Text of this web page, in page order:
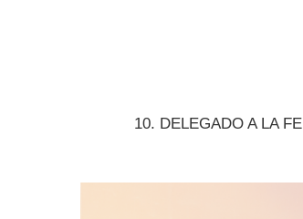
10. DELEGADO A LA